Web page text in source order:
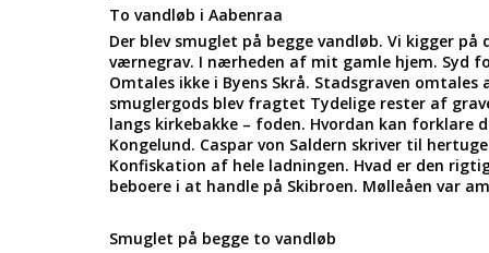
To vandløb i Aabenraa
Der blev smuglet på begge vandløb. Vi kigger
værnegrav. I nærheden af mit gamle hjem. Syd
Omtales ikke i Byens Skrå. Stadsgraven
smuglergods blev fragtet Tydelige rester af
langs kirkebakke – foden. Hvordan kan forklare
Kongelund. Caspar von Saldern skriver til
Konfiskation af hele ladningen. Hvad er den
beboere i at handle på Skibroen. Mølleåen var
Smuglet på begge to vandløb